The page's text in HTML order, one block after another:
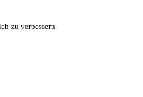
zu verbessern.